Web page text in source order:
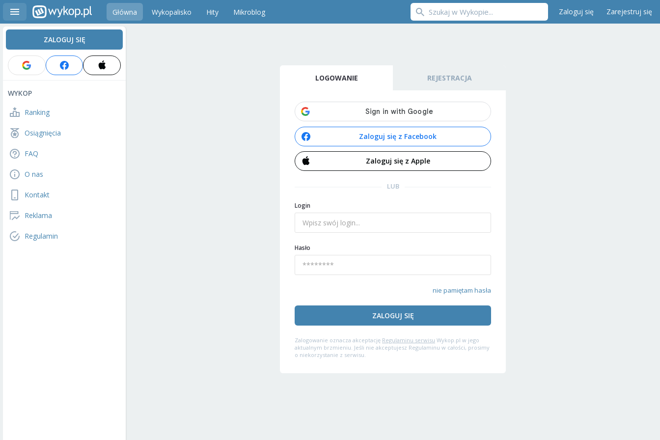
Główna Wykopalisko Hity Mikroblog Zaloguj się Zarejestruj się
ZALOGUJ SIĘ
WYKOP
Ranking
Osiągnięcia
FAQ
O nas
Kontakt
Reklama
Regulamin
LOGOWANIE REJESTRACJA
Zaloguj się z Facebook
Zaloguj się z Apple
LUB
Login
Hasło
nie pamiętam hasła
ZALOGUJ SIĘ
Zalogowanie oznacza akceptację Regulaminu serwisu Wykop.pl w jego
aktualnym brzmieniu. Jeśli nie akceptujesz Regulaminu w całości, prosimy
o niekorzystanie z serwisu.